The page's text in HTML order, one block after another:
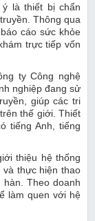
là thiết bị chẩn
Thông qua
cáo sức khỏe
trực tiếp vốn
ty Công nghệ
nghiệp đang sử
giúp các tri
thế giới. Thiết
tiếng Anh, tiếng
thiệu hệ thống
thực hiện thao
Theo doanh
làm quen với hệ